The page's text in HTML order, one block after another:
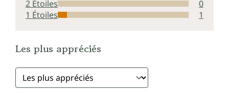
2 Étoiles
0
1 Étoiles
1
Les plus appréciés